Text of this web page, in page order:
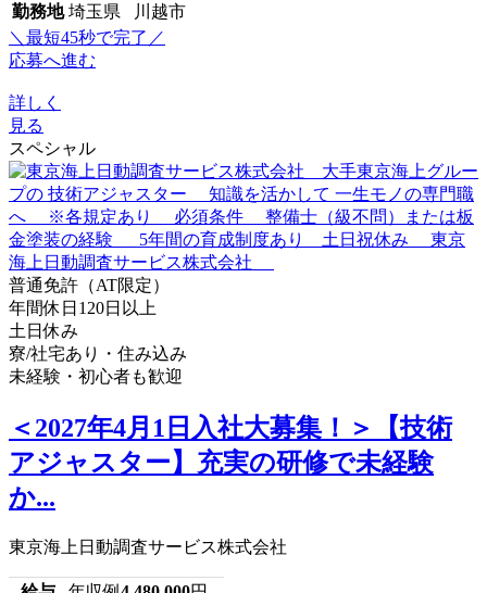
勤務地 埼玉県 川越市
＼最短45秒で完了／
応募へ進む
詳しく
見る
スペシャル
普通免許（AT限定）
年間休日120日以上
土日休み
寮/社宅あり・住み込み
未経験・初心者も歓迎
＜2027年4月1日入社大募集！＞【技術
アジャスター】充実の研修で未経験
か...
東京海上日動調査サービス株式会社